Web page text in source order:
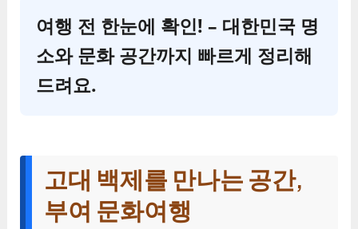
여행 전 한눈에 확인! – 대한민국 명
소와 문화 공간까지 빠르게 정리해
드려요.
고대 백제를 만나는 공간,
부여 문화여행